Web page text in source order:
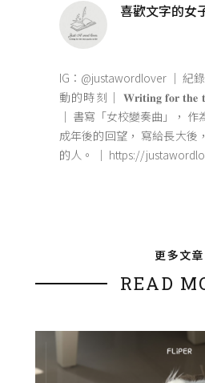
喜歡文字的女
IG：@justawordlover ｜ 紀
動的時刻｜ 𝐖𝐫𝐢𝐭𝐢𝐧𝐠 𝐟𝐨𝐫 𝐭𝐡𝐞
｜ 書寫「女校變奏曲」， 作
成年後的回望， 寫給長大後
的人。 ｜ https://
更多文章
READ